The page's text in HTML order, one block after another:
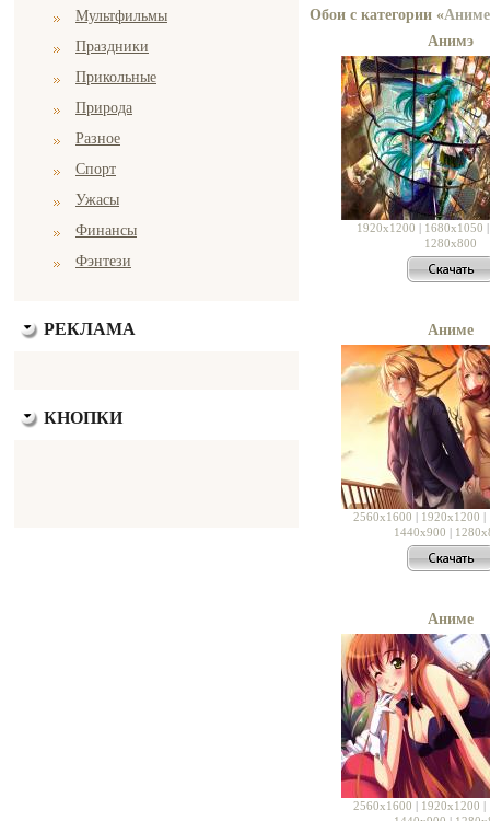
Мультфильмы
Праздники
Прикольные
Природа
Разное
Спорт
Ужасы
Финансы
Фэнтези
РЕКЛАМА
КНОПКИ
Обои с категории «Аниме
Анимэ
1920x1200 | 1680x1050
1280x800
Аниме
2560x1600 | 1920x1200 |
1440x900 |
Аниме
2560x1600 | 1920x1200 |